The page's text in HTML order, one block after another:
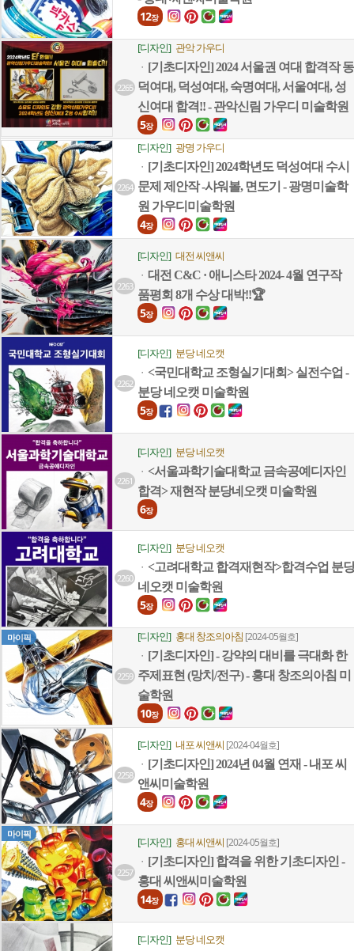
12장
2265
[디자인] 관악 가우디
ㆍ [기초디자인] 2024 서울권 여대 합격작 동
덕여대, 덕성여대, 숙명여대, 서울여대, 성
신여대 합격!! - 관악신림 가우디 미술학원
5장
2264
[디자인] 광명 가우디
ㆍ [기초디자인] 2024학년도 덕성여대 수시
문제 제안작 -샤워볼, 면도기 - 광명미술학
원 가우디미술학원
4장
2263
[디자인] 대전 씨앤씨
ㆍ 대전 C&C · 애니스타 2024- 4월 연구작
품평회 8개 수상 대박!!🏆
5장
2262
[디자인] 분당 네오캣
ㆍ <국민대학교 조형실기대회> 실전수업 -
분당 네오캣 미술학원
5장
2261
[디자인] 분당 네오캣
ㆍ <서울과학기술대학교 금속공예디자인
합격> 재현작 분당네오캣 미술학원
6장
2260
[디자인] 분당 네오캣
ㆍ <고려대학교 합격재현작>합격수업 분당
네오캣 미술학원
5장
마이픽
2259
[디자인] 홍대 창조의아침 [2024-05월호]
ㆍ [기초디자인] - 강약의 대비를 극대화 한
주제표현 (망치/전구) - 홍대 창조의아침 미
술학원
10장
2258
[디자인] 내포 씨앤씨 [2024-04월호]
ㆍ [기초디자인] 2024년 04월 연재 - 내포 씨
앤씨미술학원
4장
마이픽
2257
[디자인] 홍대 씨앤씨 [2024-05월호]
ㆍ [기초디자인] 합격을 위한 기초디자인 -
홍대 씨앤씨미술학원
14장
[디자인] 분당 네오캣